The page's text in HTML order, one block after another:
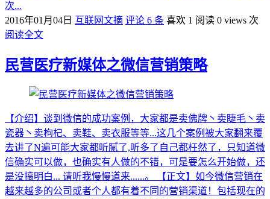
次...
2016年01月04日 互联网文摘 评论 6 条 喜欢 1 阅读 0 views 次
阅读全文
民营医疗新媒体之微信营销策略
【介绍】谈到微信的成功案例，大家都是卖佛牌丶卖睫毛丶卖
瓷器丶卖枸杞、卖鞋、卖衣服等等...这几个案例被大家翻来覆
去讲了N遍可能大家都听腻了,听多了自己都枉然了，只知道微
信确实可以做，也确实有人做的不错，可是要怎么开始做，还
是没搞明白... 请听我慢慢道来......。 【正文】如今微信营销在
越来越多的公司或者个人都有着不同的营销渠道！包括现在的